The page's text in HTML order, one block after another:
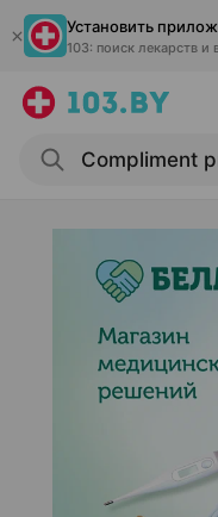
Установить
103: поиск лекарств и